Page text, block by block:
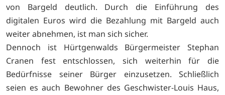
von Bargeld deutlich. Durch die Einführung des
digitalen Euros wird die Bezahlung mit Bargeld auch
weiter abnehmen, ist man sich sicher.
Dennoch ist Hürtgenwalds Bürgermeister Stephan
Cranen fest entschlossen, sich weiterhin für die
Bedürfnisse seiner Bürger einzusetzen. Schließlich
seien es auch Bewohner des Geschwister-Louis Haus,